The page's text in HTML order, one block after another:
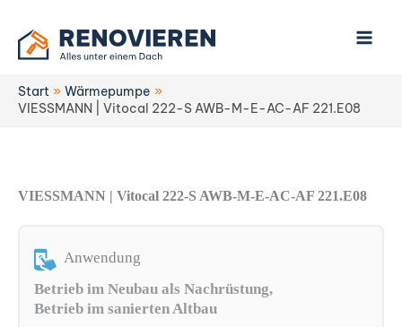
Inhalt
springen
Start
Wärmepumpe
VIESSMANN | Vitocal 222-S AWB-M-E-AC-AF 221.E08
VIESSMANN | Vitocal 222-S AWB-M-E-AC-AF 221.E08
Anwendung
Betrieb im Neubau als Nachrüstung,
Betrieb im sanierten Altbau